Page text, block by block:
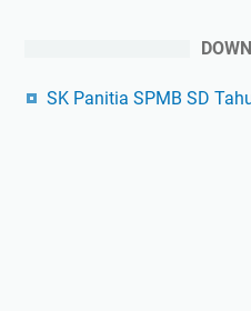
SK Panitia SPMB SD